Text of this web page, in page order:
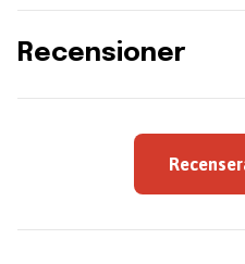
Recensioner